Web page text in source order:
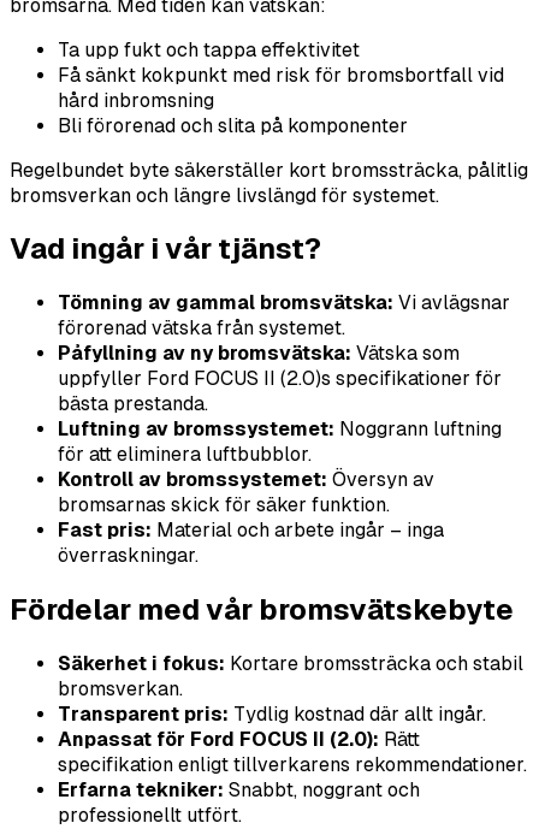
bromsarna. Med tiden kan vätskan:
Ta upp fukt och tappa effektivitet
Få sänkt kokpunkt med risk för bromsbortfall vid
hård inbromsning
Bli förorenad och slita på komponenter
Regelbundet byte säkerställer kort bromssträcka, pålitlig
bromsverkan och längre livslängd för systemet.
Vad ingår i vår tjänst?
Tömning av gammal bromsvätska: Vi avlägsnar
förorenad vätska från systemet.
Påfyllning av ny bromsvätska: Vätska som
uppfyller Ford FOCUS II (2.0)s specifikationer för
bästa prestanda.
Luftning av bromssystemet: Noggrann luftning
för att eliminera luftbubblor.
Kontroll av bromssystemet: Översyn av
bromsarnas skick för säker funktion.
Fast pris: Material och arbete ingår – inga
överraskningar.
Fördelar med vår bromsvätskebyte
Säkerhet i fokus: Kortare bromssträcka och stabil
bromsverkan.
Transparent pris: Tydlig kostnad där allt ingår.
Anpassat för Ford FOCUS II (2.0): Rätt
specifikation enligt tillverkarens rekommendationer.
Erfarna tekniker: Snabbt, noggrant och
professionellt utfört.